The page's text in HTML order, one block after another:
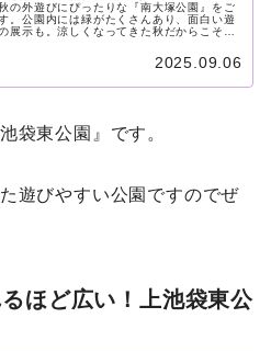
の外遊びにぴったりな『南大塚公園』をご
。公園内には緑がたくさんあり、面白い遊
展示も。涼しくなってきた秋だからこそ遊
ご紹介していますので、ぜひご覧ください。
2025.09.06
袋東公園』です。
遊びやすい公園ですのでぜ
ほど広い！上池袋東公